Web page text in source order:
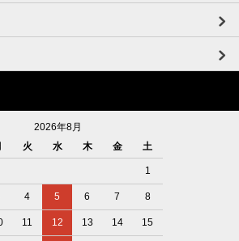
2026年8月
火 水 木 金 土
1
4 5 6 7 8
11 12 13 14 15